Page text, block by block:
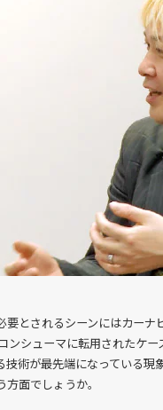
要とされるシーンにはカー
ンシューマに転用されたケ
技術が最先端になっている
面でしょうか。